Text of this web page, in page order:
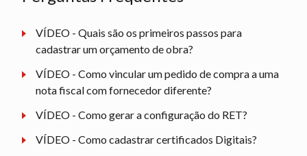
VÍDEO - Quais são os primeiros passos para
cadastrar um orçamento de obra?
VÍDEO - Como vincular um pedido de compra a uma
nota fiscal com fornecedor diferente?
VÍDEO - Como gerar a configuração do RET?
VÍDEO - Como cadastrar certificados Digitais?